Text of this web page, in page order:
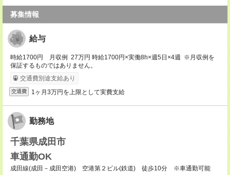
募集情報
給与
時給1700円 月収例 27万円 時給1700円×実働8h×週5日×4週 ※月収例を
保証するものではありません。
交通費別途支給あり
交通費 1ヶ月3万円を上限として実費支給
勤務地
千葉県成田市
車通勤OK
成田線(成田－成田空港) 空港第２ビル(鉄道) 徒歩10分 ※車通勤可能